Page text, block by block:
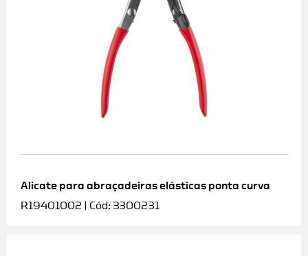
Alicate para abraçadeiras elásticas ponta curva
R19401002 | Cód: 3300231